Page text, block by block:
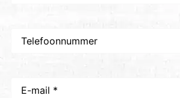
mail*